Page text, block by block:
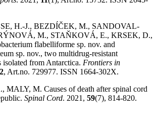
H.-J., BEZDÍČEK, M., SANDOVAL-
M., STAŇKOVÁ, E., KRSEK, D.,
flabelliforme sp. nov. and
sp. nov., two multidrug-resistant
isolated from Antarctica. Frontiers in
, Art.no. 729977. ISSN 1664-302X.
M. Causes of death after spinal cord
Spinal Cord. 2021, 59(7), 814-820.